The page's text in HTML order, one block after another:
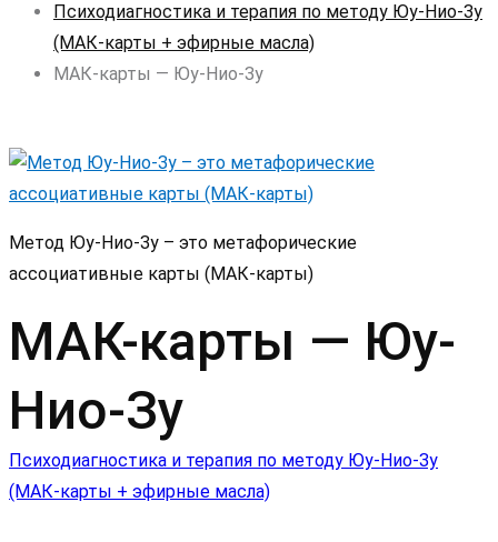
Психодиагностика и терапия по методу Юу-Нио-Зу
(МАК-карты + эфирные масла)
МАК-карты — Юу-Нио-Зу
Метод Юу-Нио-Зу – это метафорические
ассоциативные карты (МАК-карты)
МАК-карты — Юу-
Нио-Зу
Навигация
Психодиагностика и терапия по методу Юу-Нио-Зу
(МАК-карты + эфирные масла)